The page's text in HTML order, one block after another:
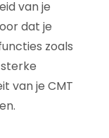
van je
dat je
zoals
van je CMT